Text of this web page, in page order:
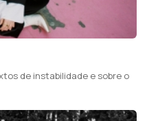
de instabilidade e sobre o